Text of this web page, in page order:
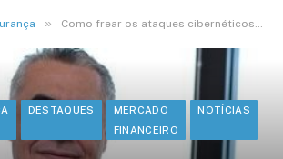
» Como frear os ataques cibernéticos às instituições financeiras – Por Ailtom Nascimento
DESTAQUES
MERCADO
FINANCEIRO
NOTÍCIAS